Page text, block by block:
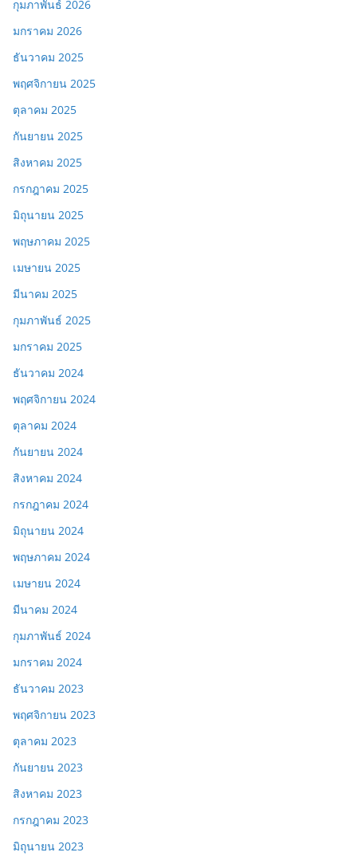
กุมภาพันธ์ 2026
มกราคม 2026
ธันวาคม 2025
พฤศจิกายน 2025
ตุลาคม 2025
กันยายน 2025
สิงหาคม 2025
กรกฎาคม 2025
มิถุนายน 2025
พฤษภาคม 2025
เมษายน 2025
มีนาคม 2025
กุมภาพันธ์ 2025
มกราคม 2025
ธันวาคม 2024
พฤศจิกายน 2024
ตุลาคม 2024
กันยายน 2024
สิงหาคม 2024
กรกฎาคม 2024
มิถุนายน 2024
พฤษภาคม 2024
เมษายน 2024
มีนาคม 2024
กุมภาพันธ์ 2024
มกราคม 2024
ธันวาคม 2023
พฤศจิกายน 2023
ตุลาคม 2023
กันยายน 2023
สิงหาคม 2023
กรกฎาคม 2023
มิถุนายน 2023